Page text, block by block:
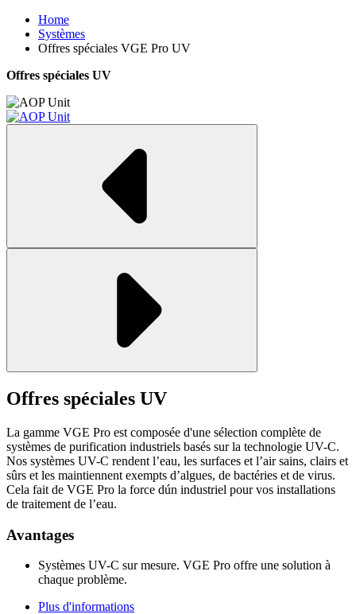
Home
Systèmes
Offres spéciales VGE Pro UV
Offres spéciales UV
Offres spéciales UV
La gamme VGE Pro est composée d'une sélection complète de
systèmes de purification industriels basés sur la technologie UV-C.
Nos systèmes UV-C rendent l’eau, les surfaces et l’air sains, clairs et
sûrs et les maintiennent exempts d’algues, de bactéries et de virus.
Cela fait de VGE Pro la force dún industriel pour vos installations
de traitement de l’eau.
Avantages
Systèmes UV-C sur mesure. VGE Pro offre une solution à
chaque problème.
Plus d'informations